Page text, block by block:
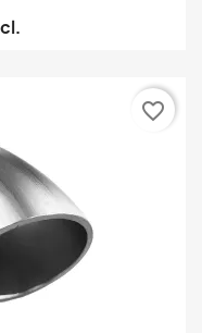
favorite_border